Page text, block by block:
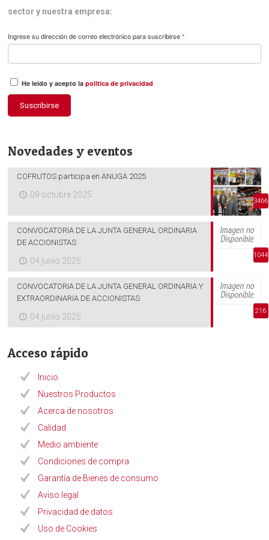
sector y nuestra empresa:
Ingrese su dirección de correo electrónico para suscribirse*
He leido y acepto lapolítica de privacidad
Suscribirse
Novedades y eventos
3466
COFRUTOS participa en ANUGA 2025
09 octubre 2025
1044
CONVOCATORIA DE LA JUNTA GENERAL ORDINARIA
DE ACCIONISTAS
04 junio 2025
216
CONVOCATORIA DE LA JUNTA GENERAL ORDINARIA Y
EXTRAORDINARIA DE ACCIONISTAS
04 junio 2025
Acceso rápido
Inicio
Nuestros Productos
Acerca de nosotros
Calidad
Medio ambiente
Condiciones de compra
Garantía de Bienes de consumo
Aviso legal
Privacidad de datos
Uso de Cookies